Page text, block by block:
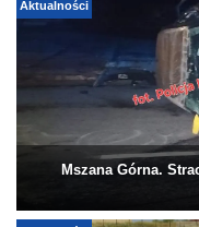
Aktualności
Mszana Górna.